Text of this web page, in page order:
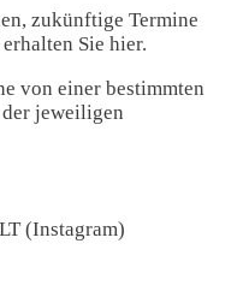
zukünftige Termine
Sie hier.
von einer bestimmten
jeweiligen
(Instagram)